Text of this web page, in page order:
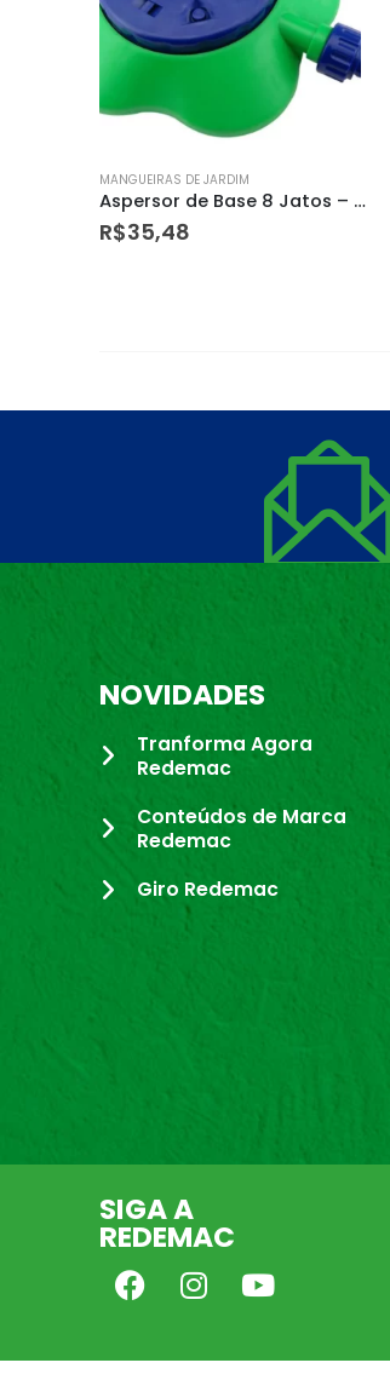
MANGUEIRAS DE JARDIM
Esguicho Regulável Tipo Pistola com Conexão Direta – Herc
R$17,90
NOVIDADES
Tranforma Agora
Redemac
Conteúdos de Marca
Redemac
Giro Redemac
SIGA A
REDEMAC